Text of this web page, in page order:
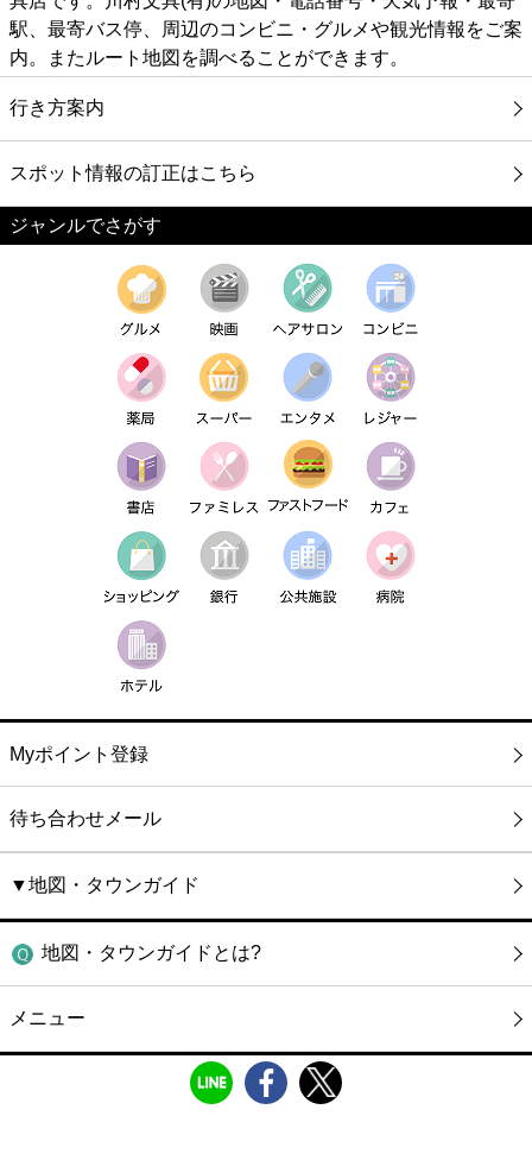
駅、最寄バス停、周辺のコンビニ・グルメや観光情報をご案
内。またルート地図を調べることができます。
行き方案内
スポット情報の訂正はこちら
ジャンルでさがす
Myポイント登録
待ち合わせメール
▼地図・タウンガイド
地図・タウンガイドとは?
メニュー